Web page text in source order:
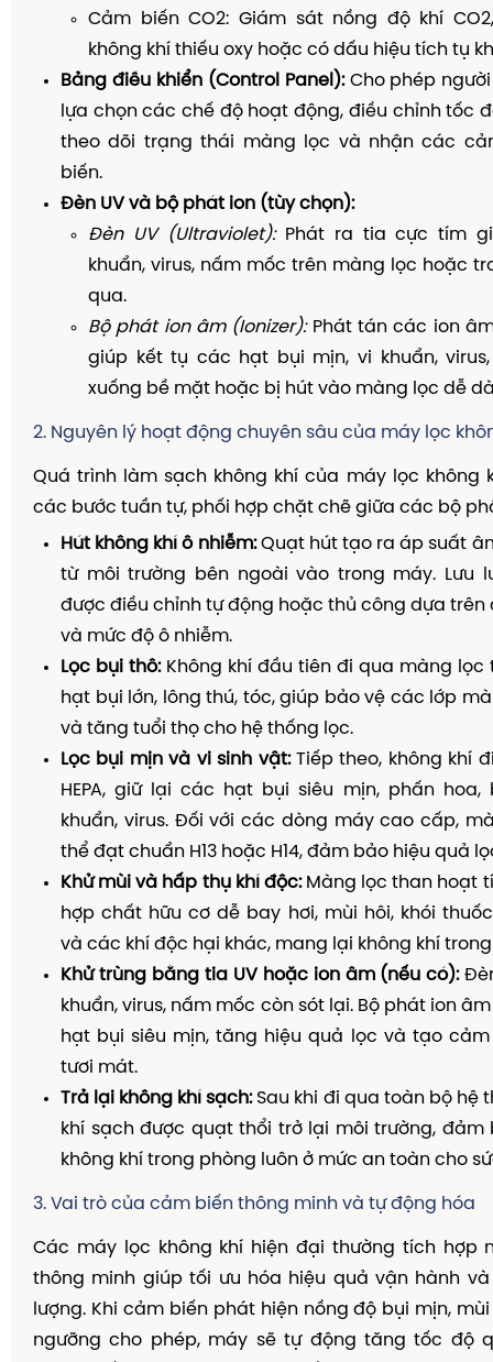
Cảm biến CO2: Giám sát nồng độ khí
không khí thiếu oxy hoặc có dấu hiệu tích tụ
Bảng điều khiển (Control Panel):Cho phép
lựa chọn các chế độ hoạt động, điều chỉnh tốc
theo dõi trạng thái màng lọc và nhận các
biến.
Đèn UV và bộ phát ion (tùy chọn):
Đèn UV (Ultraviolet):Phát ra tia cực tím
khuẩn, virus, nấm mốc trên màng lọc hoặc
qua.
Bộ phát ion âm (Ionizer):Phát tán các ion
giúp kết tụ các hạt bụi mịn, vi khuẩn,
xuống bề mặt hoặc bị hút vào màng lọc dễ
2. Nguyên lý hoạt động chuyên sâu của máy lọc
Quá trình làm sạch không khí của máy lọc không
các bước tuần tự, phối hợp chặt chẽ giữa các bộ
Hút không khí ô nhiễm:Quạt hút tạo ra áp suất
từ môi trường bên ngoài vào trong máy. Lưu
được điều chỉnh tự động hoặc thủ công dựa trên
và mức độ ô nhiễm.
Lọc bụi thô:Không khí đầu tiên đi qua màng lọc
hạt bụi lớn, lông thú, tóc, giúp bảo vệ các lớp
và tăng tuổi thọ cho hệ thống lọc.
Lọc bụi mịn và vi sinh vật:Tiếp theo, không khí
HEPA, giữ lại các hạt bụi siêu mịn, phấn
khuẩn, virus. Đối với các dòng máy cao cấp,
thể đạt chuẩn H13 hoặc H14, đảm bảo hiệu quả
Khử mùi và hấp thụ khí độc:Màng lọc than hoạt
hợp chất hữu cơ dễ bay hơi, mùi hôi, khói
và các khí độc hại khác, mang lại không khí
Khử trùng bằng tia UV hoặc ion âm (nếu có):
khuẩn, virus, nấm mốc còn sót lại. Bộ phát ion
hạt bụi siêu mịn, tăng hiệu quả lọc và tạo
tươi mát.
Trả lại không khí sạch:Sau khi đi qua toàn bộ hệ
khí sạch được quạt thổi trở lại môi trường, đảm
không khí trong phòng luôn ở mức an toàn cho
3. Vai trò của cảm biến thông minh và tự động hóa
Các máy lọc không khí hiện đại thường tích hợp
thông minh giúp tối ưu hóa hiệu quả vận hành
lượng. Khi cảm biến phát hiện nồng độ bụi mịn,
ngưỡng cho phép, máy sẽ tự động tăng tốc độ